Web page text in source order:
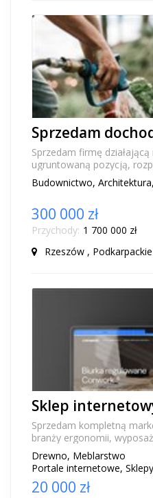
Sprzedam firmę
ugruntowaną pozycją,
oraz stabilną bazą
Budownictwo,
300 000 zł
Przychody: 1 700 000 zł
Rzeszów , Podkarpackie
Sprzedam kompletną
branży ergonomii,
nowoczesnych rozwiązań
office....
Drewno, Meblarstwo
Portale internetowe,
20 000 zł